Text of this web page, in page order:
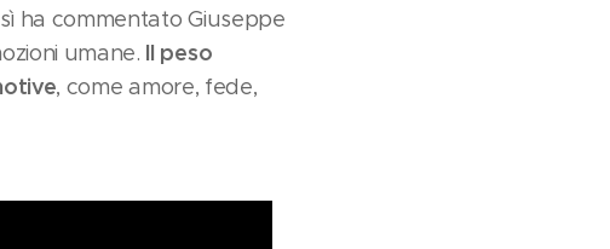
ha commentato Giuseppe
umane. Il peso
, come amore, fede,